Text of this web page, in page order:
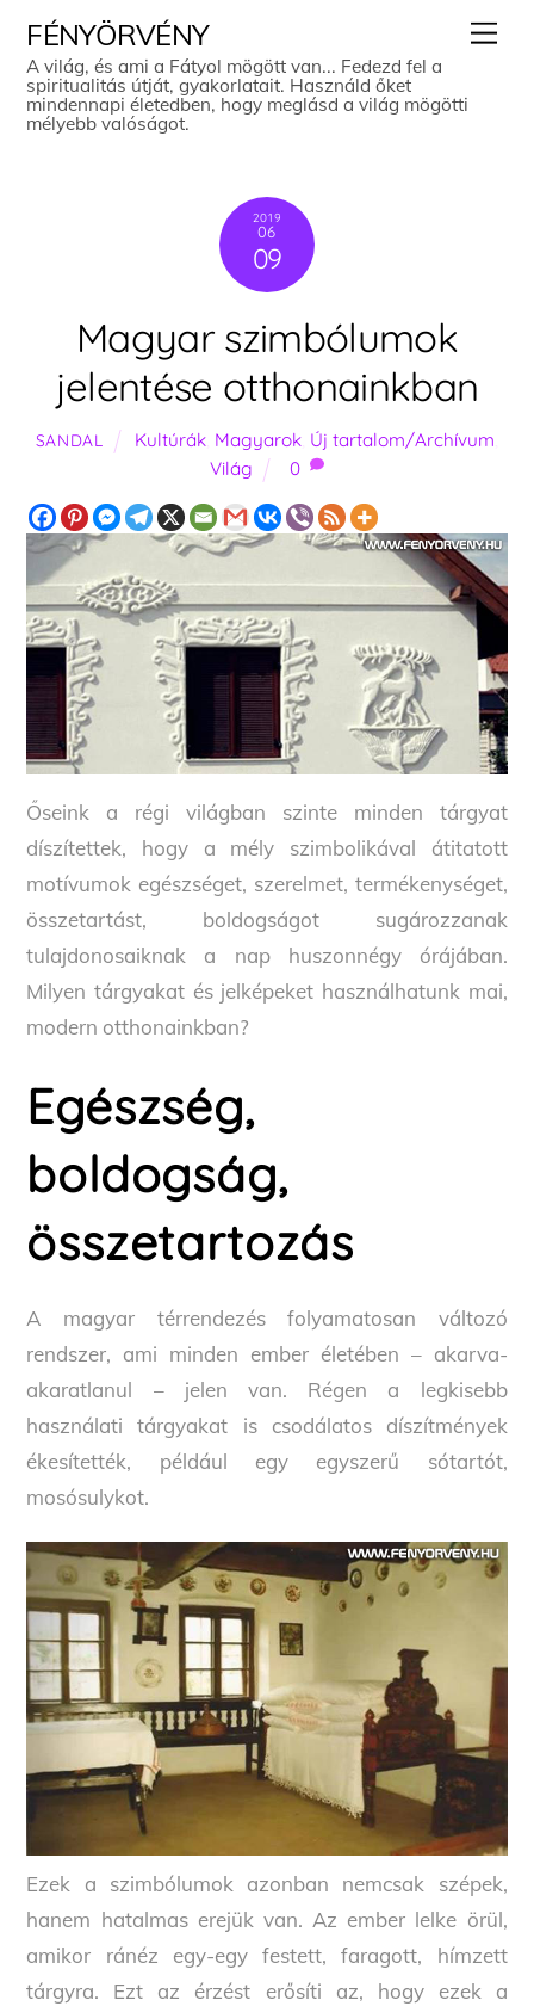
content
FÉNYÖRVÉNY
A világ, és ami a Fátyol mögött van... Fedezd fel a
spiritualitás útját, gyakorlatait. Használd őket
mindennapi életedben, hogy meglásd a világ mögötti
mélyebb valóságot.
2019
06
09
Magyar szimbólumok
jelentése otthonainkban
SANDAL Kultúrák Magyarok Új tartalom/Archívum
Világ
0
Őseink a régi világban szinte minden tárgyat
díszítettek, hogy a mély szimbolikával átitatott
motívumok egészséget, szerelmet, termékenységet,
összetartást, boldogságot sugározzanak
tulajdonosaiknak a nap huszonnégy órájában.
Milyen tárgyakat és jelképeket használhatunk mai,
modern otthonainkban?
Egészség,
boldogság,
összetartozás
A magyar térrendezés folyamatosan változó
rendszer, ami minden ember életében – akarva-
akaratlanul – jelen van. Régen a legkisebb
használati tárgyakat is csodálatos díszítmények
ékesítették, például egy egyszerű sótartót,
mosósulykot.
Ezek a szimbólumok azonban nemcsak szépek,
hanem hatalmas erejük van. Az ember lelke örül,
amikor ránéz egy-egy festett, faragott, hímzett
tárgyra. Ezt az érzést erősíti az, hogy ezek a